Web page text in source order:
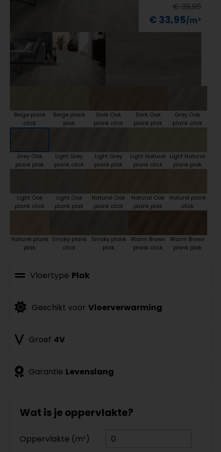
€ 39,95
€ 33,95
Beige plank
click
Beige plank
plak
Dark Oak
plank click
Dark Oak
plank plak
Grey Oak
plank click
Grey Oak
plank plak
Light Grey
plank click
Light Grey
plank plak
Light Natural
plank click
Light Natural
plank plak
Light Oak
plank click
Light Oak
plank plak
Natural Oak
plank click
Natural Oak
plank plak
Naturel plank
click
Naturel plank
plak
Smoky plank
click
Smoky plank
plak
Warm Brown
plank click
Warm Brown
plank plak
Vloertype Plak
Geschikt voor Vloerverwarming
Groef 4V
Garantie Levenslang
Wat is je oppervlakte?
Oppervlakte (m²)